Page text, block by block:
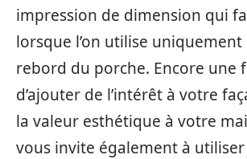
impression de dimension qui
lorsque l’on utilise uniquement
rebord du porche. Encore une
d’ajouter de l’intérêt à votre
la valeur esthétique à votre
vous invite également à